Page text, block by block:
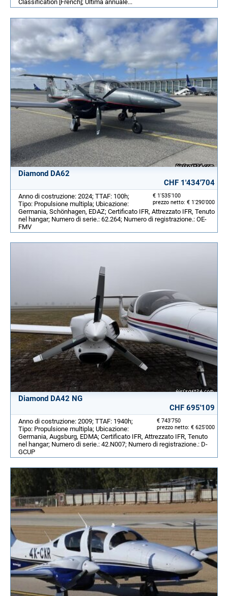
Classification [French]; Ultima annuale...
Diamond DA62
CHF 1'434'704
€ 1'535'100
prezzo netto: € 1'290'000
Anno di costruzione: 2024; TTAF: 100h;
Tipo: Propulsione multipla; Ubicazione:
Germania, Schönhagen, EDAZ; Certificato IFR, Attrezzato IFR, Tenuto
nel hangar; Numero di serie.: 62.264; Numero di registrazione.: OE-
FMV
Diamond DA42 NG
CHF 695'109
€ 743'750
prezzo netto: € 625'000
Anno di costruzione: 2009; TTAF: 1940h;
Tipo: Propulsione multipla; Ubicazione:
Germania, Augsburg, EDMA; Certificato IFR, Attrezzato IFR, Tenuto
nel hangar; Numero di serie.: 42.N007; Numero di registrazione.: D-
GCUP